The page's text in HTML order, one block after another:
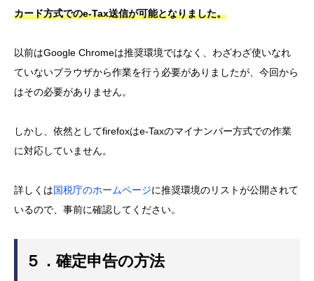
カード方式でのe-Tax送信が可能となりました。
以前はGoogle Chromeは推奨環境ではなく、わざわざ使いなれ
ていないブラウザから作業を行う必要がありましたが、今回から
はその必要がありません。
しかし、依然としてfirefoxはe-Taxのマイナンバー方式での作業
に対応していません。
詳しくは国税庁のホームページに推奨環境のリストが公開されて
いるので、事前に確認してください。
５．確定申告の方法